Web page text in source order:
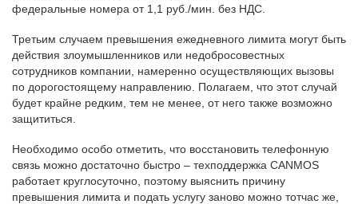
федеральные номера от 1,1 руб./мин. без НДС.
Третьим случаем превышения ежедневного лимита могут быть
действия злоумышленников или недобросовестных
сотрудников компании, намеренно осуществляющих вызовы
по дорогостоящему направлению. Полагаем, что этот случай
будет крайне редким, тем не менее, от него также возможно
защититься.
Необходимо особо отметить, что восстановить телефонную
связь можно достаточно быстро – техподдержка CANMOS
работает круглосуточно, поэтому выяснить причину
превышения лимита и подать услугу заново можно тотчас же,